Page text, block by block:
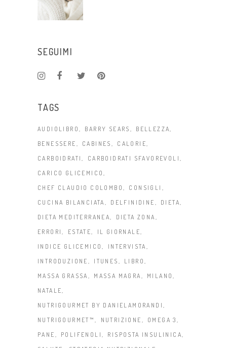
SEGUIMI
TAGS
AUDIOLIBRO BARRY SEARS
BELLEZZA
BENESSERE
CABINES
CALORIE
CARBOIDRATI
CARBOIDRATI SFAVOREVOLI
CARICO GLICEMICO
CHEF CLAUDIO COLOMBO
CONSIGLI
CUCINA BILANCIATA
DELFINIDINE
DIETA
DIETA MEDITERRANEA
DIETA ZONA
ERRORI
ESTATE
IL GIORNALE
INDICE GLICEMICO
INTERVISTA
INTRODUZIONE
ITUNES
LIBRO
MASSA GRASSA
MASSA MAGRA
MILANO
NATALE
NUTRIGOURMET BY DANIELAMORANDI
NUTRIGOURMET™
NUTRIZIONE
OMEGA 3
PANE
POLIFENOLI
RISPOSTA INSULINICA